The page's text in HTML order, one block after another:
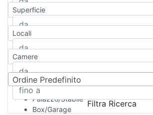
Casa indipendente
Casa Semi-indipendente
Attico/Mansarda
Rustico/Casale
Camera d'Albergo
Multiproprietà
Palazzo/Stabile
Box/Garage
Superficie
Locali
Camere
Ordine Predefinito
Filtra Ricerca